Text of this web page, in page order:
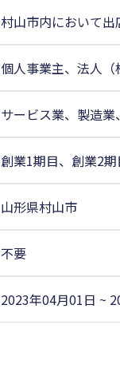
村山市内において出
個人事業主、法人（
サービス業、製造
創業1期目、創業2
山形県村山市
不要
2023年04月01日 ~